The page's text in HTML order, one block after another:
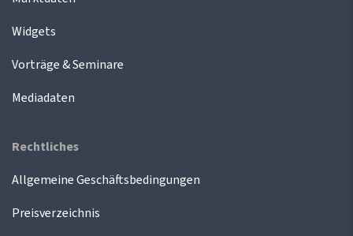
Widgets
Vorträge & Seminare
Mediadaten
Rechtliches
Allgemeine Geschäftsbedingungen
Preisverzeichnis